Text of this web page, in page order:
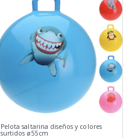
Pelota saltarina diseños y colores
surtidos ø55cm